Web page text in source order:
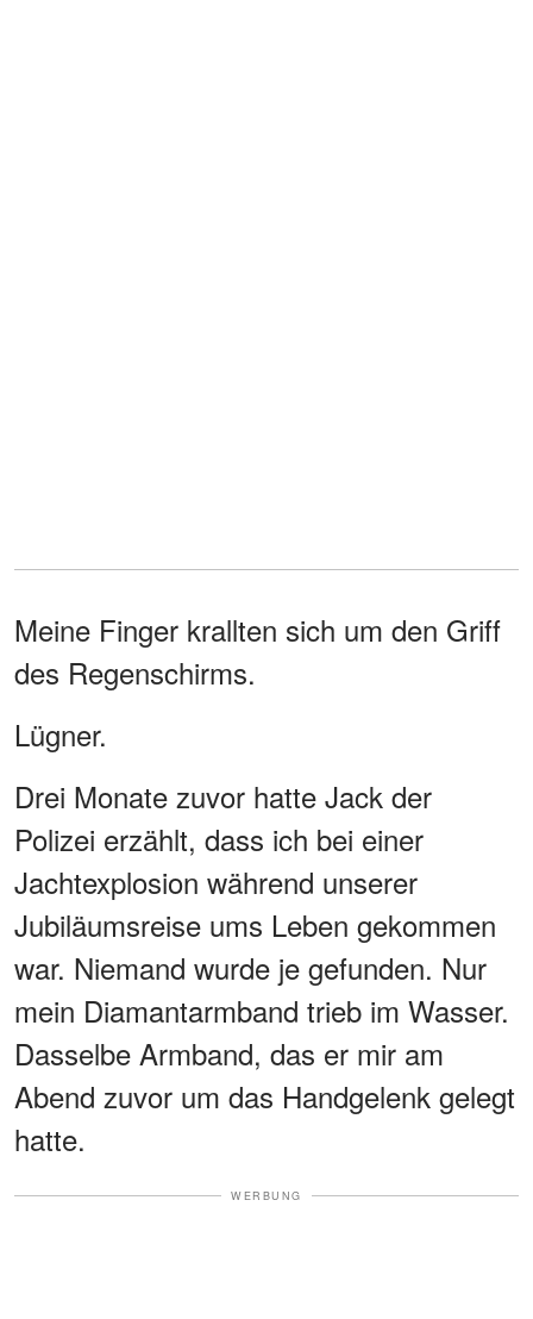
Meine Finger krallten sich um den Griff
des Regenschirms.
Lügner.
Drei Monate zuvor hatte Jack der
Polizei erzählt, dass ich bei einer
Jachtexplosion während unserer
Jubiläumsreise ums Leben gekommen
war. Niemand wurde je gefunden. Nur
mein Diamantarmband trieb im Wasser.
Dasselbe Armband, das er mir am
Abend zuvor um das Handgelenk gelegt
hatte.
WERBUNG